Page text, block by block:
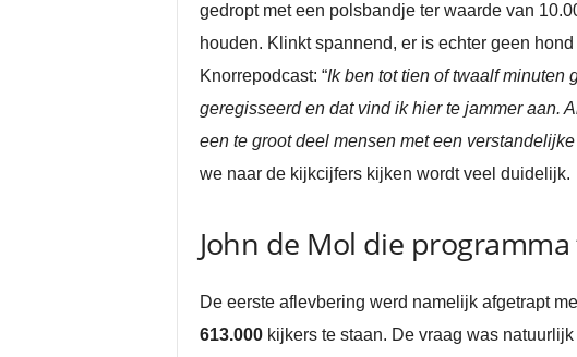
gedropt met een polsbandje ter waarde van
houden. Klinkt spannend, er is echter geen
Knorrepodcast: “Ik ben tot tien of twaalf minuten
geregisseerd en dat vind ik hier te jammer aan.
een te groot deel mensen met een
we naar de kijkcijfers kijken wordt veel duidelijk.
John de Mol die
De eerste aflevbering werd namelijk afgetrapt
613.000 kijkers te staan. De vraag was